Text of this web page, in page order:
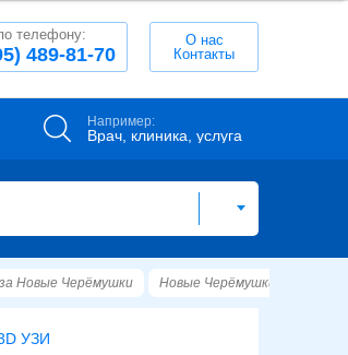
489-81-70
телефону:
О нас
Контакты
Например:
Врач, клиника, услуга
Новые Черёмушки Новые Черёмушки
УЗИ